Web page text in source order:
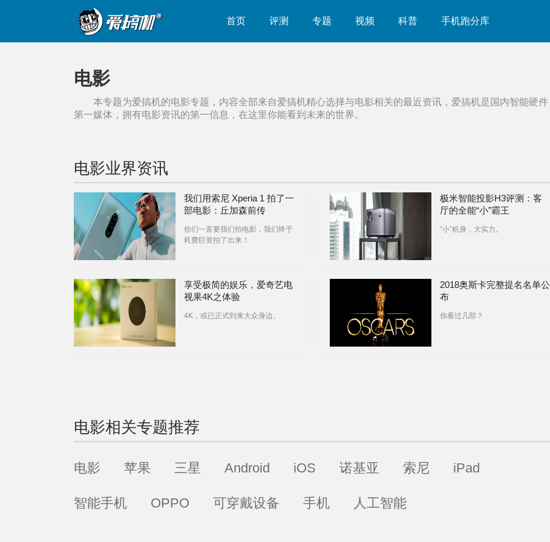
首页 评测 专题 视频 科普 手机跑分库
电影
本专题为爱搞机的电影专题，内容全部来自爱搞机精心选择与电影相关的最近资讯，爱搞机是国内智能硬件
第一媒体，拥有电影资讯的第一信息，在这里你能看到未来的世界。
电影业界资讯
我们用索尼 Xperia 1 拍了一
部电影：丘加森前传
你们一直要我们拍电影，我们终于
耗费巨资拍了出来！
极米智能投影H3评测：客
厅的全能“小”霸王
“小”机身，大实力。
享受极简的娱乐，爱奇艺电
视果4K之体验
4K，或已正式到来大众身边。
2018奥斯卡完整提名名单公
布
你看过几部？
电影相关专题推荐
电影 苹果 三星 Android iOS 诺基亚 索尼 iPad
智能手机 OPPO 可穿戴设备 手机 人工智能